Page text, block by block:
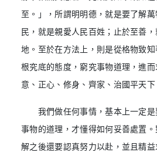
至。」，所謂明明德，就是要了解
民，就是親愛人民百姓；止於至善
地。至於在方法上，則是從格物致
根究底的態度，窮究事物道理，進
意、正心、修身、齊家、治國平
我們做任何事情，基本上一定是
事物的道理，才懂得如何妥善處置
解之後還要認真努力以赴，並且精